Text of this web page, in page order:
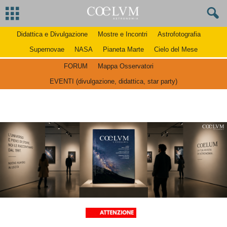
Didattica e Divulgazione Mostre e Incontri
Astrofotografia
Supernovae
NASA Pianeta Marte Cielo del Mese
FORUM
Mappa Osservatori
EVENTI (divulgazione, didattica, star party)